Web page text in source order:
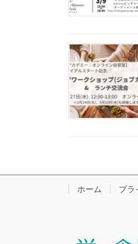
ホーム プラ